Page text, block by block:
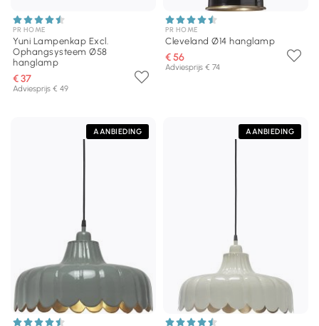
PR HOME
Yuni Lampenkap Excl.
Ophangsysteem Ø58
hanglamp
€ 37
Adviesprijs € 49
PR HOME
Cleveland Ø14 hanglamp
€ 56
Adviesprijs € 74
AANBIEDING AANBIEDING